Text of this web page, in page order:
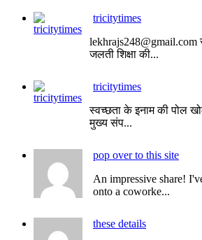
tricitytimes
जलती शिक्षा की...
tricitytimes
स्वच्छता के इनाम की पोल
मुख्य संप...
pop over to this site
An impressive share!
onto a coworke...
these details